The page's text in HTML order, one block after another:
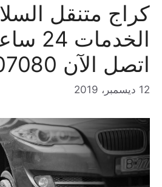
كراج متنقل
اتصل الآن 65807080
12 ديسمبر، 2019